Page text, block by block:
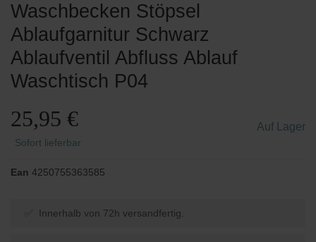
Waschbecken Stöpsel
Ablaufgarnitur Schwarz
Ablaufventil Abfluss Ablauf
Waschtisch P04
25,95 €
Sofort lieferbar
Auf Lager
Ean 4250755363585
✅ Innerhalb von 72h versandfertig.